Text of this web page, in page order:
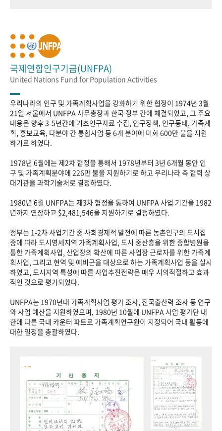
국제연합인구기금(UNFPA)
United Nations Fund for Population Activities
우리나라의 인구 및 가족계획사업을 강화하기 위한 협정이 1974년 3월
21일 서울에서 UNFPA 사무총장과 한국 정부 간에 체결되었고, 그 주요
내용은 향후 3-5년간에 기초인구자료 수집, 인구정책, 인구동태, 가족계
획, 홍보교육, 다분야 간 통합사업 등 6개 분야에 미화 600만 불을 지원
하기로 하였다.
1978년 6월에는 제2차 협정을 통해서 1978년부터 3년 6개월 동안 인
구 및 가족계획분야에 226만 불을 지원하기로 하고 우리나라 측 협력 상
대기관을 과학기술처로 결정하였다.
1980년 6월 UNFPA는 제3차 협정을 통하여 UNFPA 사업 기간을 1982
년까지 연장하고 $2,481,546을 지원하기로 결정하였다.
정부는 1-2차 사업기간 중 사회경제적 발전에 따른 농촌인구의 도시집
중에 따라 도시영세지역 가족계획사업, 도시 중산층을 위한 종합병원을
통한 가족계획사업, 산업장의 확산에 따른 사업장 근로자를 위한 가족계
획사업, 그리고 현역 및 예비군을 대상으로 하는 가족계획사업 등을 실시
하였고, 도시지역 특성에 따른 사업추진전략은 매우 시의적절하고 효과
적인 것으로 평가되었다.
UNFPA는 1970년대 가족계획사업 평가 조사, 전국출산력 조사 등 연구
와 사업 예산을 지원하였으며, 1980년 10월에 UNFPA 사업 평가단 내
한에 따른 국내 카운터 파트로 가족계획연구원이 지정되어 국내 활동에
대한 일정을 총괄하였다.